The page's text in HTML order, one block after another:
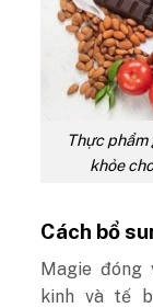
Thực
khỏe
Cách bổ
Magie
kinh và tế